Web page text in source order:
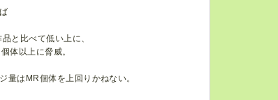
と比べて低い上に、
体以上に脅威。
量はMR個体を上回りかねない。